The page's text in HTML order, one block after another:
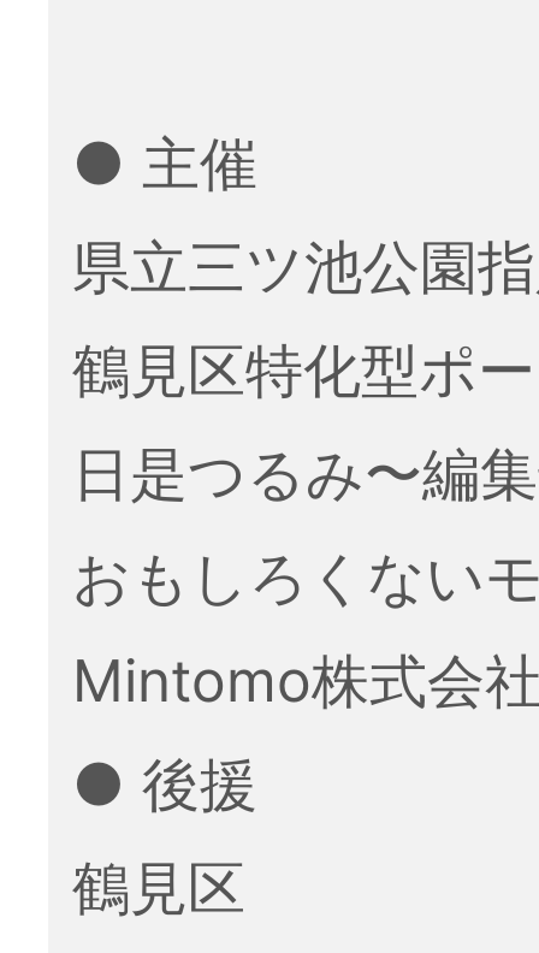
● 主催
県立三ツ池公園
鶴見区特化型ポ
日是つるみ〜編
おもしろくない
Mintomo株式会
● 後援
鶴見区